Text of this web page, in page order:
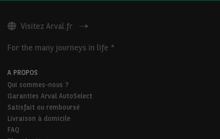
Visitez Arval.fr
For the many journeys in life *
A PROPOS
Qui sommes-nous ?
Garanties Arval AutoSelect
Satisfait ou remboursé
Livraison à domicile
FAQ